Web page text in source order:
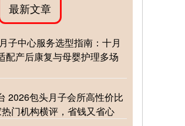
最新文章
子中心服务选型指南：十月
配产后康复与母婴护理多场
2026包头月子会所高性价比
门机构横评，省钱又省心